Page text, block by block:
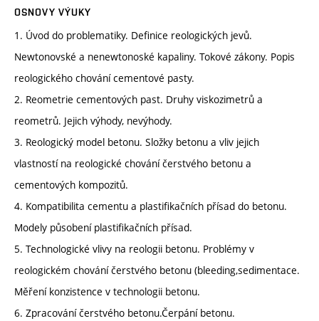
OSNOVY VÝUKY
1. Úvod do problematiky. Definice reologických jevů.
Newtonovské a nenewtonoské kapaliny. Tokové zákony. Popis
reologického chování cementové pasty.
2. Reometrie cementových past. Druhy viskozimetrů a
reometrů. Jejich výhody, nevýhody.
3. Reologický model betonu. Složky betonu a vliv jejich
vlastností na reologické chování čerstvého betonu a
cementových kompozitů.
4. Kompatibilita cementu a plastifikačních přísad do betonu.
Modely působení plastifikačních přísad.
5. Technologické vlivy na reologii betonu. Problémy v
reologickém chování čerstvého betonu (bleeding,sedimentace.
Měření konzistence v technologii betonu.
6. Zpracování čerstvého betonu.Čerpání betonu.